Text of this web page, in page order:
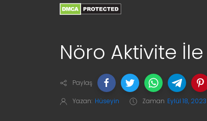
Nöro Aktivite
Paylaş
Yazan: Hüseyin Zaman Eylül 18, 2023